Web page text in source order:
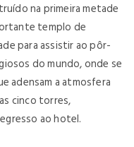
na primeira metade
templo de
para assistir ao pôr-
do mundo, onde se
adensam a atmosfera
cinco torres,
ao hotel.